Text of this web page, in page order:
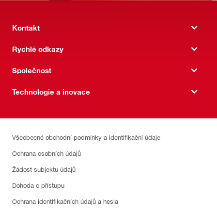
Kontakt
Rychlé odkazy
Společnost
Technologie a inovace
Všeobecné obchodní podmínky a identifikační údaje
Ochrana osobních údajů
Žádost subjektu údajů
Dohoda o přístupu
Ochrana identifikačních údajů a hesla